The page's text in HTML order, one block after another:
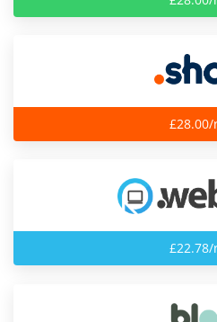
£28.00/
£22.78/